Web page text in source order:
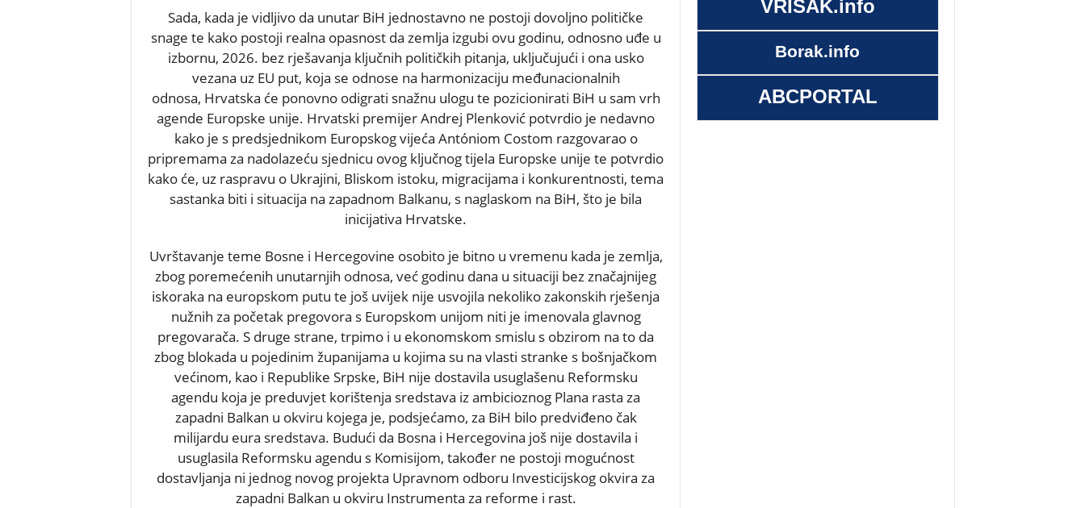
Sada, kada je vidljivo da unutar BiH jednostavno ne postoji dovoljno političke
snage te kako postoji realna opasnost da zemlja izgubi ovu godinu, odnosno uđe u
izbornu, 2026. bez rješavanja ključnih političkih pitanja, uključujući i ona usko
vezana uz EU put, koja se odnose na harmonizaciju međunacionalnih
odnosa, Hrvatska će ponovno odigrati snažnu ulogu te pozicionirati BiH u sam vrh
agende Europske unije. Hrvatski premijer Andrej Plenković potvrdio je nedavno
kako je s predsjednikom Europskog vijeća Antóniom Costom razgovarao o
pripremama za nadolazeću sjednicu ovog ključnog tijela Europske unije te potvrdio
kako će, uz raspravu o Ukrajini, Bliskom istoku, migracijama i konkurentnosti, tema
sastanka biti i situacija na zapadnom Balkanu, s naglaskom na BiH, što je bila
inicijativa Hrvatske.
Uvrštavanje teme Bosne i Hercegovine osobito je bitno u vremenu kada je zemlja,
zbog poremećenih unutarnjih odnosa, već godinu dana u situaciji bez značajnijeg
iskoraka na europskom putu te još uvijek nije usvojila nekoliko zakonskih rješenja
nužnih za početak pregovora s Europskom unijom niti je imenovala glavnog
pregovarača. S druge strane, trpimo i u ekonomskom smislu s obzirom na to da
zbog blokada u pojedinim županijama u kojima su na vlasti stranke s bošnjačkom
većinom, kao i Republike Srpske, BiH nije dostavila usuglašenu Reformsku
agendu koja je preduvjet korištenja sredstava iz ambicioznog Plana rasta za
zapadni Balkan u okviru kojega je, podsjećamo, za BiH bilo predviđeno čak
milijardu eura sredstava. Budući da Bosna i Hercegovina još nije dostavila i
usuglasila Reformsku agendu s Komisijom, također ne postoji mogućnost
dostavljanja ni jednog novog projekta Upravnom odboru Investicijskog okvira za
zapadni Balkan u okviru Instrumenta za reforme i rast.
VRISAK.info
Borak.info
ABCPORTAL